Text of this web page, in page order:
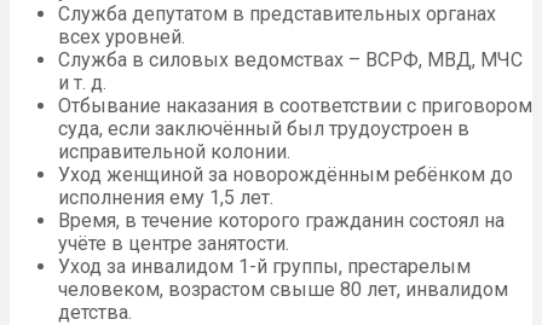
Служба депутатом в представительных органах
всех уровней.
Служба в силовых ведомствах – ВСРФ, МВД, МЧС
и т. д.
Отбывание наказания в соответствии с приговором
суда, если заключённый был трудоустроен в
исправительной колонии.
Уход женщиной за новорождённым ребёнком до
исполнения ему 1,5 лет.
Время, в течение которого гражданин состоял на
учёте в центре занятости.
Уход за инвалидом 1-й группы, престарелым
человеком, возрастом свыше 80 лет, инвалидом
детства.